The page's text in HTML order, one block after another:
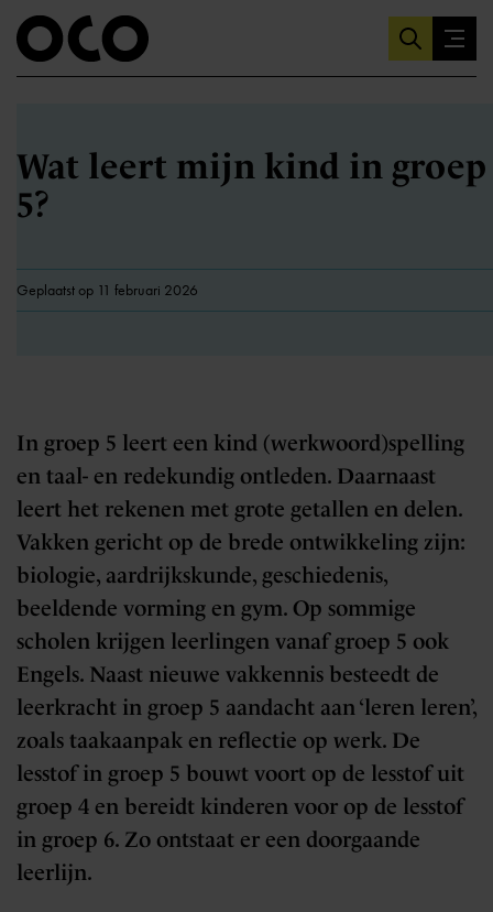
Wat leert mijn kind in groep
5?
Geplaatst op 11 februari 2026
In groep 5 leert een kind (werkwoord)spelling
en taal- en redekundig ontleden. Daarnaast
leert het rekenen met grote getallen en delen.
Vakken gericht op de brede ontwikkeling zijn:
biologie, aardrijkskunde, geschiedenis,
beeldende vorming en gym. Op sommige
scholen krijgen leerlingen vanaf groep 5 ook
Engels. Naast nieuwe vakkennis besteedt de
leerkracht in groep 5 aandacht aan ‘leren leren’,
zoals taakaanpak en reflectie op werk. De
lesstof in groep 5 bouwt voort op de lesstof uit
groep 4 en bereidt kinderen voor op de lesstof
in groep 6. Zo ontstaat er een doorgaande
leerlijn.